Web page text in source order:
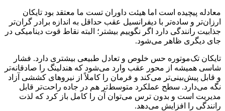
معادله پیچیده است اما هیئت داوران تست ما معتقد بود تایکان
ارزان‌تر و ساده‌تر با دیفرانسیل عقب حداقل به اندازه برادر گران‌تر
جذابیت رانندگی دارد اگر نگوییم بیشتر؛ البته نقاط قوت دینامیکی در
جای دیگری ظاهر می‌شود.
تایکان تک‌موتوره حس خلوص و تعادل طبیعی بیشتری دارد. فشار
شاسی همیشه از محور عقب وارد می‌شود که هندلینگ را صادقانه‌تر
و قابل پیش‌بینی‌تر می‌کند و فرمان را کاملاً از نیروهای کششی آزاد
نگه می‌دارد. سطح عملکرد متوسط‌تر هم در جاده راحت‌تر قابل
مدیریت است و بدون ترس می‌توان آن را کامل باز کرد که لذت
رانندگی را افزایش می‌دهد.